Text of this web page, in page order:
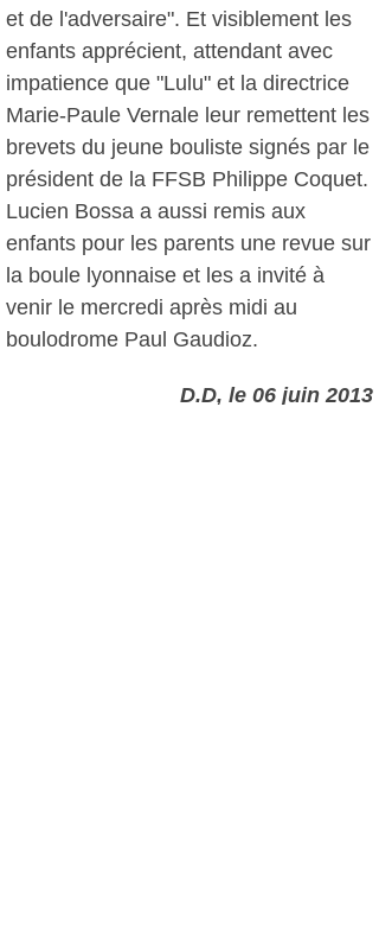
et de l'adversaire". Et visiblement les
enfants apprécient, attendant avec
impatience que "Lulu" et la directrice
Marie-Paule Vernale leur remettent les
brevets du jeune bouliste signés par le
président de la FFSB Philippe Coquet.
Lucien Bossa a aussi remis aux
enfants pour les parents une revue sur
la boule lyonnaise et les a invité à
venir le mercredi après midi au
boulodrome Paul Gaudioz.
D.D, le 06 juin 2013